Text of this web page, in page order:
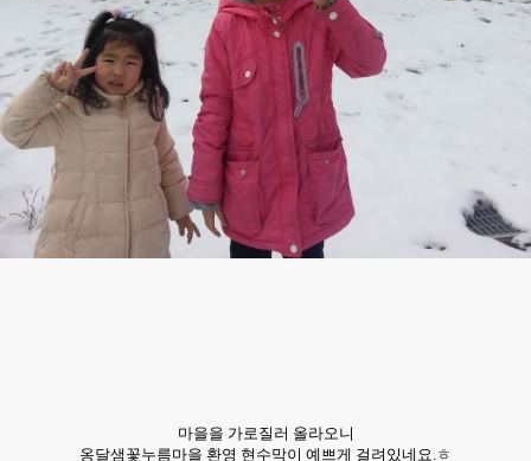
마을을 가로질러 올라오니
옹달샘꽃누름마을 환영 현수막이 예쁘게 걸려있네요.ㅎ